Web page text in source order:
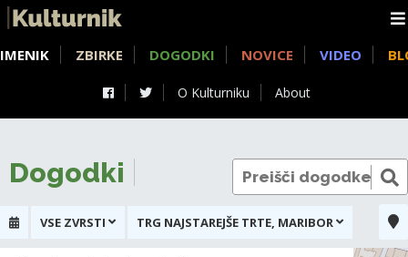
O Kulturniku About
IMENIK ZBIRKE DOGODKI NOVICE VIDEO
Dogodki
VSE ZVRSTI TRG NAJSTAREJŠE TRTE, MARIBOR